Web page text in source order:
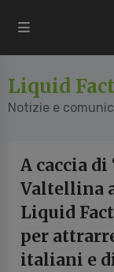
Liquid
Notizie e
A caccia
Valtellina
Liquid
per
italiani e